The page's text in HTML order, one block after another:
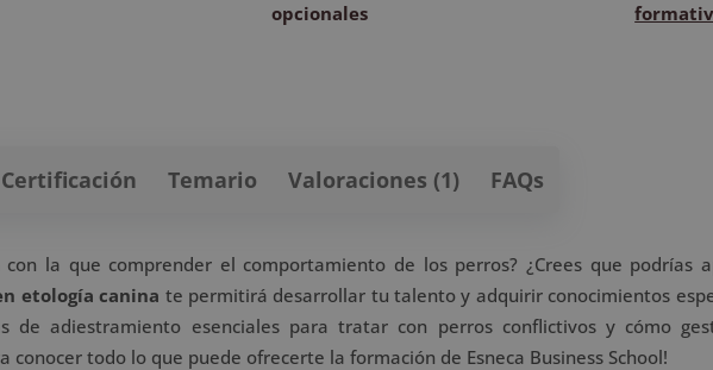
opcionales
Certificación Temario Valoraciones (1) FAQs
la que comprender el comportamiento de los perros? ¿Crees que podrías
etología canina te permitirá desarrollar tu talento y adquirir conocimientos
de adiestramiento esenciales para tratar con perros conflictivos y cómo
conocer todo lo que puede ofrecerte la formación de Esneca Business School!